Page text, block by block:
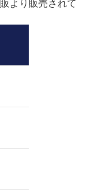
より販売されて